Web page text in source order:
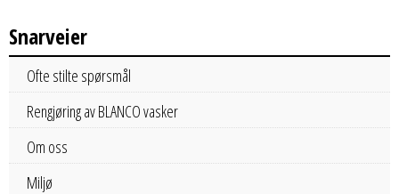
Snarveier
Ofte stilte spørsmål
Rengjøring av BLANCO vasker
Om oss
Miljø